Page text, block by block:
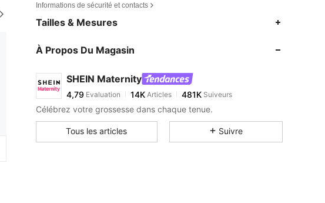
Informations de sécurité et contacts
Tailles & Mesures
À Propos Du Magasin
SHEIN Maternity
4,79
14K
4,79 Evaluation 14KArticles 481K
d***kest en train de naviguer
4,79
14K
481K
Célébrez votre grossesse dans chaque tenue.
Tous les articles Suivre